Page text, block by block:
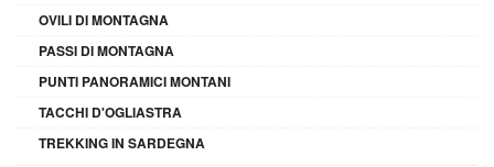
OVILI DI MONTAGNA
PASSI DI MONTAGNA
PUNTI PANORAMICI MONTANI
TACCHI D'OGLIASTRA
TREKKING IN SARDEGNA